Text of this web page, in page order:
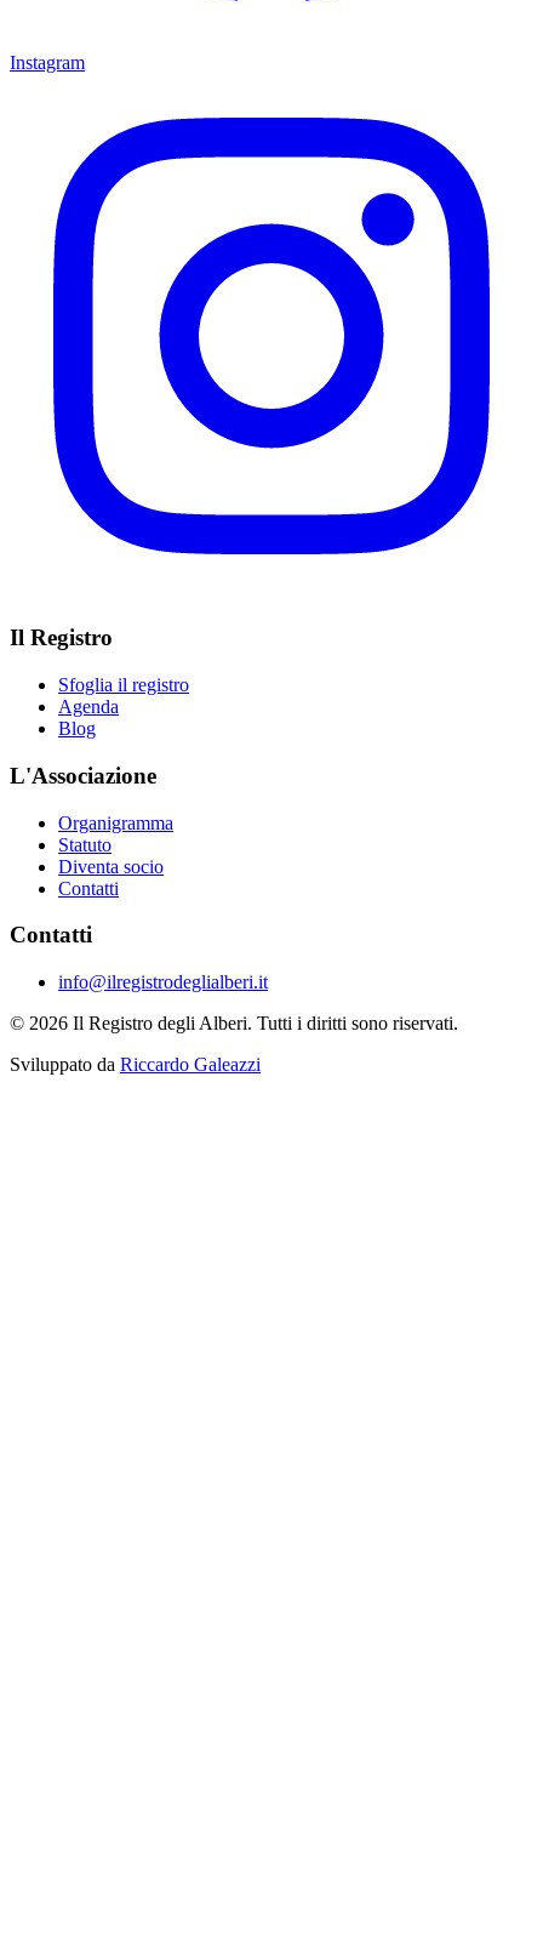
Instagram
Il Registro
Sfoglia il registro
Agenda
Blog
L'Associazione
Organigramma
Statuto
Diventa socio
Contatti
Contatti
info@ilregistrodeglialberi.it
© 2026 Il Registro degli Alberi. Tutti i diritti sono riservati.
Sviluppato da Riccardo Galeazzi